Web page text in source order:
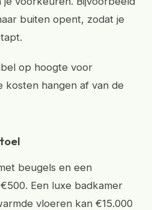
buiten opent, zodat je
op hoogte voor
kosten hangen af van de
beugels en een
Een luxe badkamer
vloeren kan €15.000